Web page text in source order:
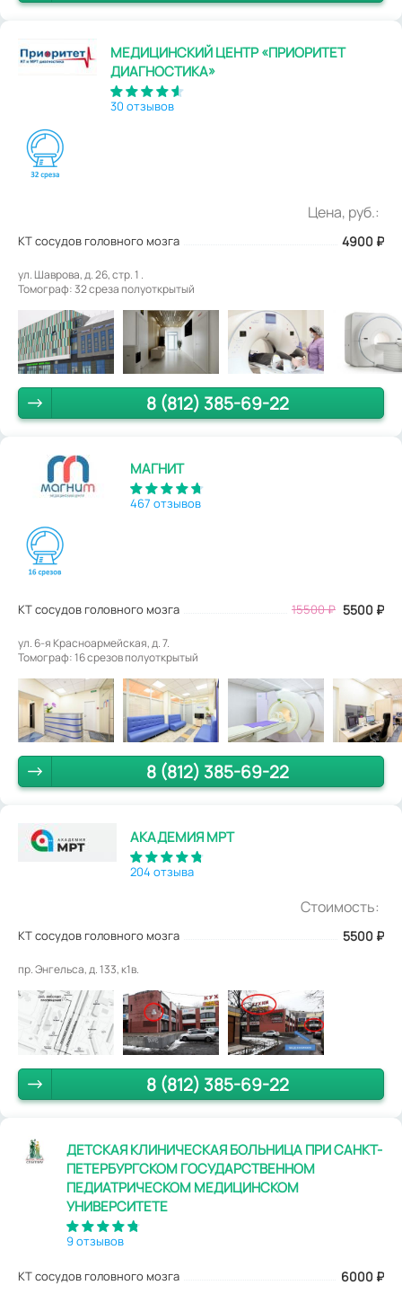
МЕДИЦИНСКИЙ ЦЕНТР «ПРИОРИТЕТ
ДИАГНОСТИКА»
30 отзывов
Цена, руб.:
КТ сосудов головного мозга 4900 ₽
ул. Шаврова, д. 26, стр. 1 .
Томограф: 32 среза полуоткрытый
8 (812) 385-69-22
МАГНИТ
467 отзывов
КТ сосудов головного мозга 15500₽ 5500 ₽
ул. 6-я Красноармейская, д. 7.
Томограф: 16 срезов полуоткрытый
8 (812) 385-69-22
АКАДЕМИЯ МРТ
204 отзыва
Стоимость:
КТ сосудов головного мозга 5500 ₽
пр. Энгельса, д. 133, к1в.
8 (812) 385-69-22
ДЕТСКАЯ КЛИНИЧЕСКАЯ БОЛЬНИЦА ПРИ САНКТ-
ПЕТЕРБУРГСКОМ ГОСУДАРСТВЕННОМ
ПЕДИАТРИЧЕСКОМ МЕДИЦИНСКОМ
УНИВЕРСИТЕТЕ
9 отзывов
КТ сосудов головного мозга 6000 ₽